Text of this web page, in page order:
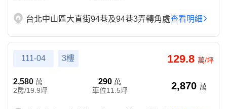
台北中山區大直街94巷及94巷3弄轉角處查看明細
111-04 3樓 129.8 萬/坪
2,580 萬
2房/19.9坪
290萬
車位11.5坪
2,870 萬